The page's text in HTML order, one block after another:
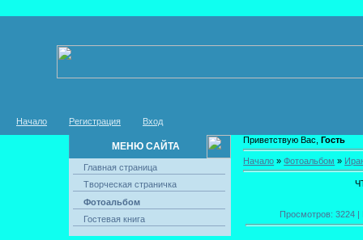
Начало Регистрация Вход
МЕНЮ САЙТА
Главная страница
Творческая страничка
Фотоальбом
Гостевая книга
Приветствую Вас,Гость
Начало »Фотоальбом »
Просмотров: 3224